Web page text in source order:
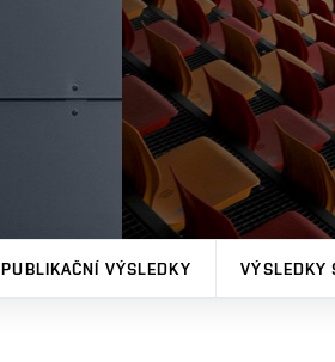
PUBLIKAČNÍ VÝSLEDKY VÝSLEDKY